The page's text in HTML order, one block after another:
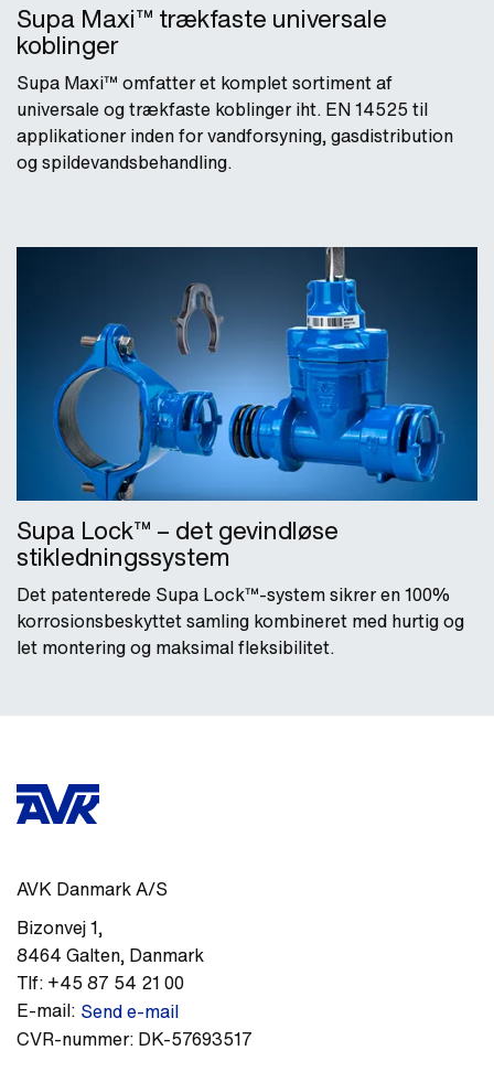
Supa Maxi™ trækfaste universale
koblinger
Supa Maxi™ omfatter et komplet sortiment af
universale og trækfaste koblinger iht. EN 14525 til
applikationer inden for vandforsyning, gasdistribution
og spildevandsbehandling.
Supa Lock™ – det gevindløse
stikledningssystem
Det patenterede Supa Lock™-system sikrer en 100%
korrosionsbeskyttet samling kombineret med hurtig og
let montering og maksimal fleksibilitet.
AVK Danmark A/S
Bizonvej 1,
8464 Galten, Danmark
Tlf: +45 87 54 21 00
E-mail: Send e-mail
CVR-nummer: DK-57693517